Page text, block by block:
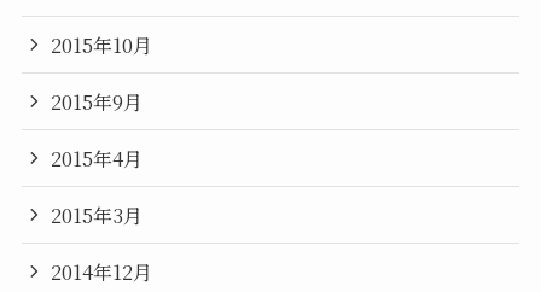
2015年10月
2015年9月
2015年4月
2015年3月
2014年12月